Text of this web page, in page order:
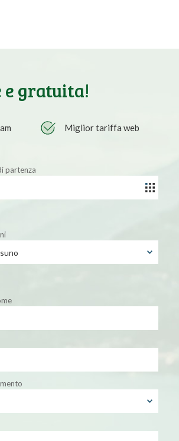
e gratuita!
Miglior tariffa web
partenza